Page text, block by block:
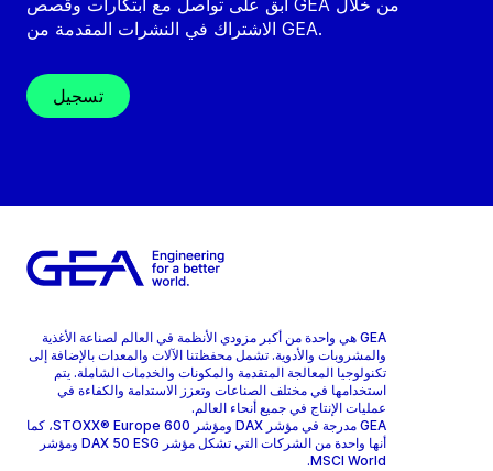
ابق على تواصل مع ابتكارات وقصص GEA من خلال
الاشتراك في النشرات المقدمة من GEA.
تسجيل
GEA هي واحدة من أكبر مزودي الأنظمة في العالم لصناعة الأغذية
والمشروبات والأدوية. تشمل محفظتنا الآلات والمعدات بالإضافة إلى
تكنولوجيا المعالجة المتقدمة والمكونات والخدمات الشاملة. يتم
استخدامها في مختلف الصناعات وتعزز الاستدامة والكفاءة في
عمليات الإنتاج في جميع أنحاء العالم.
GEA مدرجة في مؤشر DAX ومؤشر STOXX® Europe 600، كما
أنها واحدة من الشركات التي تشكل مؤشر DAX 50 ESG ومؤشر
MSCI World.